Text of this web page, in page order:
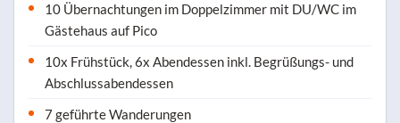
10 Übernachtungen im Doppelzimmer mit DU/WC im
Gästehaus auf Pico
10x Frühstück, 6x Abendessen inkl. Begrüßungs- und
Abschlussabendessen
7 geführte Wanderungen